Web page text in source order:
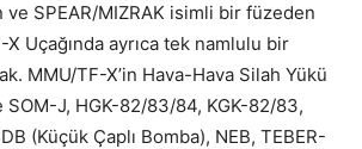
SPEAR/MIZRAK isimli bir füzeden
Uçağında ayrıca tek namlulu bir
MMU/TF-X’in Hava-Hava Silah Yükü
SOM-J, HGK-82/83/84, KGK-82/83,
(Küçük Çaplı Bomba), NEB, TEBER-